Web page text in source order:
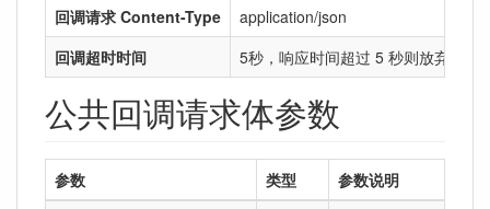
回调请求 Content-Type
application/json
回调超时时间
5秒，响应时间超过 5 秒则放弃本次
公共回调请求体参数
参数 类型
参数说明